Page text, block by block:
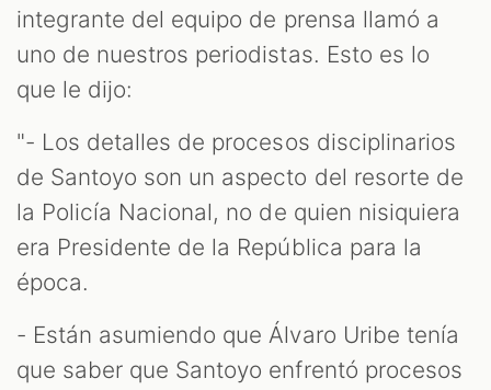
integrante del equipo de prensa llamó a
uno de nuestros periodistas. Esto es lo
que le dijo:
"- Los detalles de procesos disciplinarios
de Santoyo son un aspecto del resorte de
la Policía Nacional, no de quien nisiquiera
era Presidente de la República para la
época.
- Están asumiendo que Álvaro Uribe tenía
que saber que Santoyo enfrentó procesos